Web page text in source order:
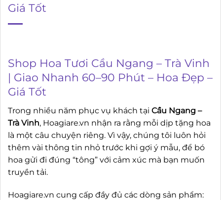
Giá Tốt
Shop Hoa Tươi Cầu Ngang – Trà Vinh
| Giao Nhanh 60–90 Phút – Hoa Đẹp –
Giá Tốt
Trong nhiều năm phục vụ khách tại Cầu Ngang –
Trà Vinh, Hoagiare.vn nhận ra rằng mỗi dịp tặng hoa
là một câu chuyện riêng. Vì vậy, chúng tôi luôn hỏi
thêm vài thông tin nhỏ trước khi gợi ý mẫu, để bó
hoa gửi đi đúng “tông” với cảm xúc mà bạn muốn
truyền tải.
Hoagiare.vn cung cấp đầy đủ các dòng sản phẩm: